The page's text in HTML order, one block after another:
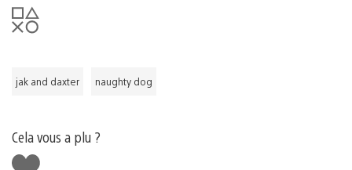
jak and daxter naughty dog
Cela vous a plu ?
J'aime